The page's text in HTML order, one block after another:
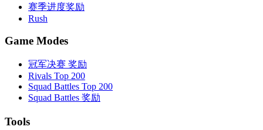
赛季进度奖励
Rush
Game Modes
冠军决赛 奖励
Rivals Top 200
Squad Battles Top 200
Squad Battles 奖励
Tools